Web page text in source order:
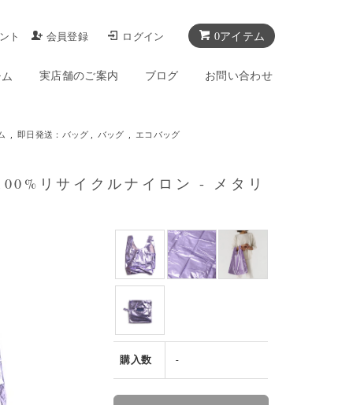
0アイテム
ト 会員登録 ログイン
実店舗のご案内 ブログ お問い合わせ
, 即日発送：バッグ , バッグ , エコバッグ
リサイクルナイロン - メタリ
購入数 -